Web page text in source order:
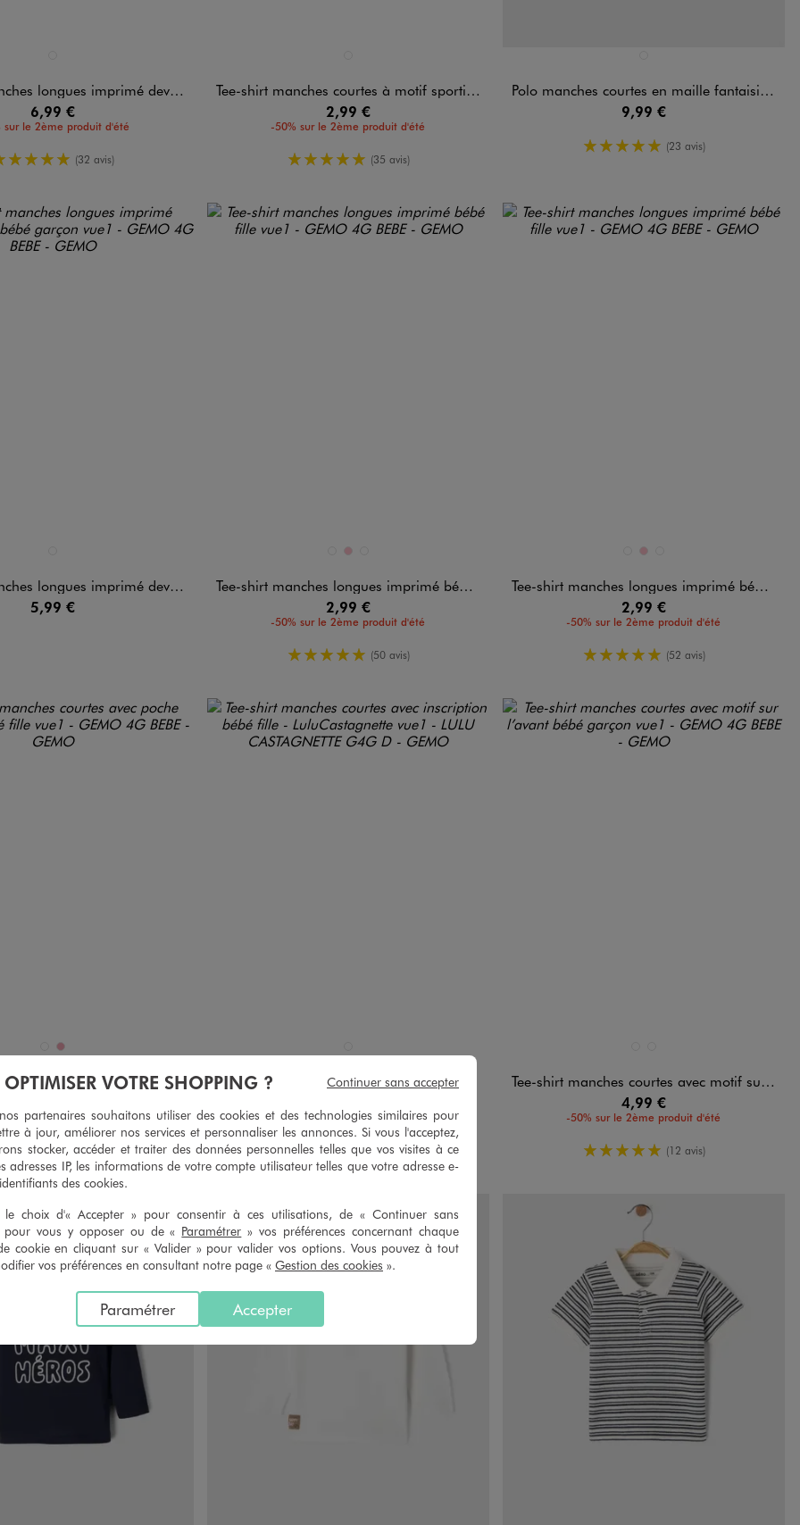
imprimé devant et dos bébé garçon
6,99 €
sur le 2ème produit d'été
5/5 de moyenne
(32 avis)
Tee-shirt manches courtes à motif sportif bébé garçon
2,99 €
-50% sur le 2ème produit d'été
5/5 de moyenne
(35 avis)
Polo manches courtes en maille fantaisie bébé garçon
9,99 €
5/5 de moyenne
(23 avis)
imprimé devant et dos bébé garçon
5,99 €
Disponible en 3 colorisBLANC STANDARD
ROSE
Tee-shirt manches longues imprimé bébé fille
2,99 €
-50% sur le 2ème produit d'été
5/5 de moyenne
(50 avis)
Disponible en 3 colorisBLANC STANDARD
ROSE
Tee-shirt manches longues imprimé bébé fille
2,99 €
-50% sur le 2ème produit d'été
5/5 de moyenne
(52 avis)
2 colorisBLANC STANDARD
VIEUX ROSE
avec poche fantaisie bébé fille
sur le 2ème produit d'été
5/5 de moyenne
(42 avis)
Tee-shirt manches courtes avec inscription bébé fille - LuluCastagnette
-50% sur le 2ème produit d'été
5/5 de moyenne
(11 avis)
Tee-shirt manches courtes avec motif sur l’avant bébé garçon
4,99 €
-50% sur le 2ème produit d'été
5/5 de moyenne
(12 avis)
OPTIMISER VOTRE SHOPPING ?
partenaires souhaitons utiliser des cookies et des technologies similaires pour
à jour, améliorer nos services et personnaliser les annonces. Si vous l'acceptez,
stocker, accéder et traiter des données personnelles telles que vos visites à ce
adresses IP, les informations de votre compte utilisateur telles que votre adresse e-
des cookies.
le choix d'« Accepter » pour consentir à ces utilisations, de « Continuer sans
pour vous y opposer ou de « Paramétrer » vos préférences concernant chaque
cookie en cliquant sur « Valider » pour valider vos options. Vous pouvez à tout
vos préférences en consultant notre page « Gestion des cookies ».
Accepter
Paramétrer
Continuer sans accepter